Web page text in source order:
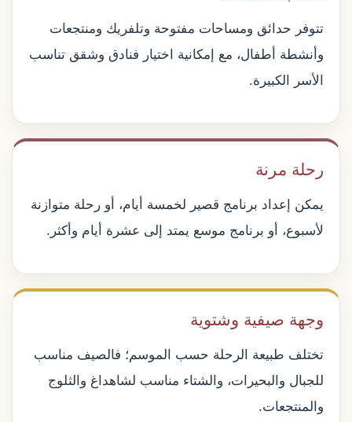
تتوفر حدائق ومساحات مفتوحة وتلفريك ومنتجعات
وأنشطة أطفال، مع إمكانية اختيار فنادق وشقق تناسب
الأسر الكبيرة.
رحلة مرنة
يمكن إعداد برنامج قصير لخمسة أيام، أو رحلة متوازنة
لأسبوع، أو برنامج موسع يمتد إلى عشرة أيام وأكثر.
وجهة صيفية وشتوية
تختلف طبيعة الرحلة حسب الموسم؛ فالصيف مناسب
للجبال والبحيرات، والشتاء مناسب لشاهداغ والثلوج
والمنتجعات.